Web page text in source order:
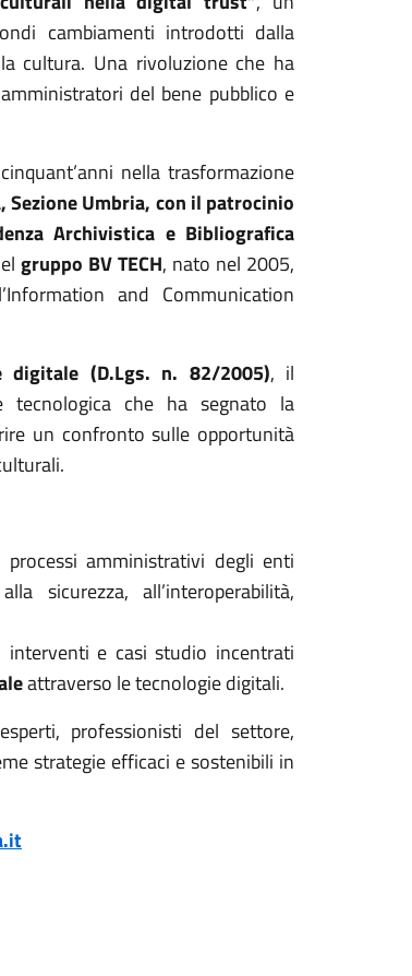
cambiamenti introdotti dalla
cultura. Una rivoluzione che ha
del bene pubblico e
nella trasformazione
Sezione Umbria, con il patrocinio
Archivistica e Bibliografica
gruppo BV TECH, nato nel 2005,
and Communication
digitale (D.Lgs. n. 82/2005), il
tecnologica che ha segnato la
un confronto sulle opportunità
amministrativi degli enti
sicurezza, all’interoperabilità,
interventi e casi studio incentrati
attraverso le tecnologie digitali.
professionisti del settore,
strategie efficaci e sostenibili in